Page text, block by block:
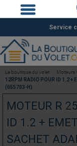
Service
MOTEUR R
ID 1.2 +
SACHET
La boutique du volet Moteurs
12RPM RADIO POUR ID 1.2 +
(055703-H)